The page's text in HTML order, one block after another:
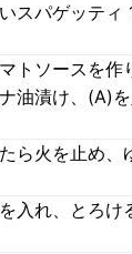
スパゲッテ
トソースを作
油漬け、(A)
ら火を止め、
入れ、とろけ